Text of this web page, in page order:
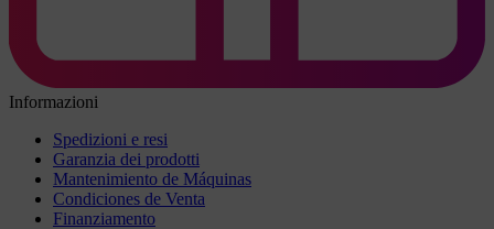
Informazioni
Spedizioni e resi
Garanzia dei prodotti
Mantenimiento de Máquinas
Condiciones de Venta
Finanziamento